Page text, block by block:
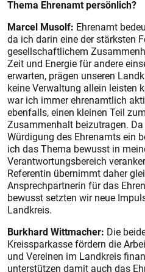
Thema Ehrenamt persönlich?
Marcel Musolf: Ehrenamt
da ich darin eine der stärksten
gesellschaftlichem
Zeit und Energie für andere
erwarten, prägen unseren
keine Verwaltung allein leisten
war ich immer ehrenamtlich
ebenfalls, einen kleinen Teil
Zusammenhalt beizutragen.
Würdigung des Ehrenamts ein
ich das Thema bewusst in
Verantwortungsbereich
Referentin übernimmt daher
Ansprechpartnerin für das
bewusst setzten wir neue
Landkreis.
Burkhard Wittmacher: Die
Kreissparkasse fördern die
und Vereinen im Landkreis
unterstützen damit auch das